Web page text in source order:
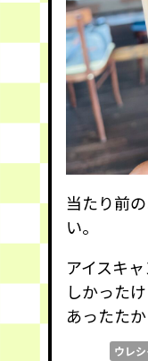
当たり前
い。
アイスキ
しかった
あったた
ウレ